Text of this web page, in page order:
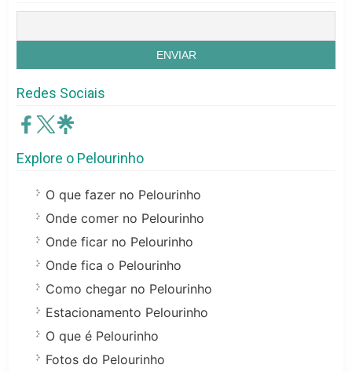
Redes Sociais
Explore o Pelourinho
O que fazer no Pelourinho
Onde comer no Pelourinho
Onde ficar no Pelourinho
Onde fica o Pelourinho
Como chegar no Pelourinho
Estacionamento Pelourinho
O que é Pelourinho
Fotos do Pelourinho